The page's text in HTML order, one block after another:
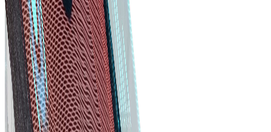
Hiệu quả chi phí
Phần mềm giúp tìm nhà cung cấp tốt nhất và đàm phán
điều kiện thuận lợi để đạt giá trị tối ưu cho vật liệu và
vụ.